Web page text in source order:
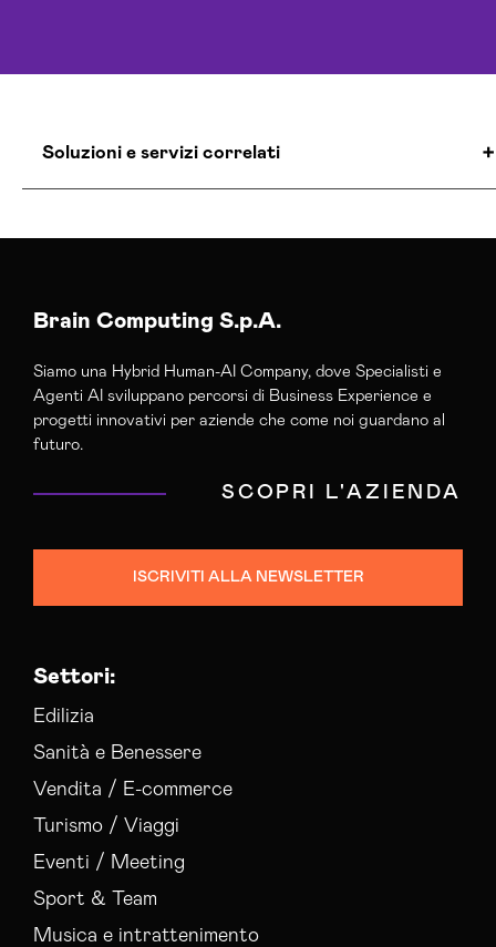
Soluzioni e servizi correlati
Servizi Hosting Firenze
Brain Computing S.p.A.
Siamo una Hybrid Human-AI Company, dove Specialisti e
Agenti AI sviluppano percorsi di Business Experience e
progetti innovativi per aziende che come noi guardano al
futuro.
SCOPRI L'AZIENDA
ISCRIVITI ALLA NEWSLETTER
Settori:
Edilizia
Sanità e Benessere
Vendita / E-commerce
Turismo / Viaggi
Eventi / Meeting
Sport & Team
Musica e intrattenimento